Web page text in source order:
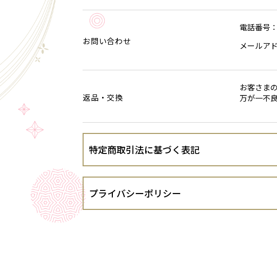
お問い合わせ
電話番号
メールア
返品・交換
お客さま
万が一不
特定商取引法に基づく表記
プライバシーポリシー